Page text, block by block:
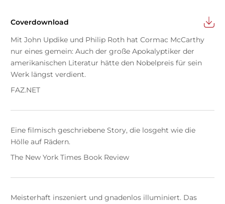
Coverdownload
Mit John Updike und Philip Roth hat Cormac McCarthy
nur eines gemein: Auch der große Apokalyptiker der
amerikanischen Literatur hätte den Nobelpreis für sein
Werk längst verdient.
FAZ.NET
Eine filmisch geschriebene Story, die losgeht wie die
Hölle auf Rädern.
The New York Times Book Review
Meisterhaft inszeniert und gnadenlos illuminiert. Das